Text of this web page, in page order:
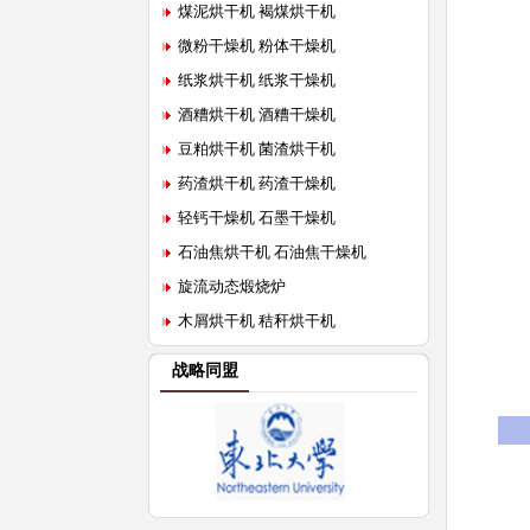
煤泥烘干机 褐煤烘干机
微粉干燥机 粉体干燥机
纸浆烘干机 纸浆干燥机
酒糟烘干机 酒糟干燥机
豆粕烘干机 菌渣烘干机
药渣烘干机 药渣干燥机
轻钙干燥机 石墨干燥机
石油焦烘干机 石油焦干燥机
旋流动态煅烧炉
木屑烘干机 秸秆烘干机
战略同盟